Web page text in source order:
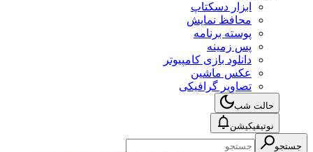
ابزار دسکتاپ
محافظ نمایش
پوسته برنامه
پس زمینه
دانلود بازی کامپیوتر
عکس ماشین
تصاویر گرافیکی
حالت شب
نوتیفیکیشن
جستجو